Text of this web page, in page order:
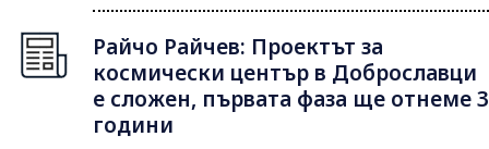
Райчо Райчев: Проектът за
космически център в Доброславци
е сложен, първата фаза ще отнеме 3
години